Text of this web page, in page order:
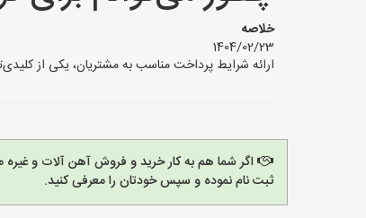
خلاصه
1404/02/23
ارائه شرایط پرداخت مناسب به مشتریان، یکی از
اگر شما هم به کار خرید و فروش آهن آلات و
ثبت نام نموده و سپس خودتان را معرفی کنید.